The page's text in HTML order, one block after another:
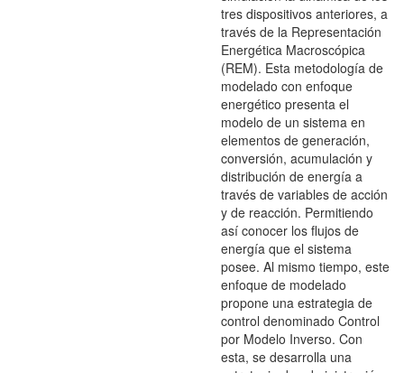
tres dispositivos anteriores, a
través de la Representación
Energética Macroscópica
(REM). Esta metodología de
modelado con enfoque
energético presenta el
modelo de un sistema en
elementos de generación,
conversión, acumulación y
distribución de energía a
través de variables de acción
y de reacción. Permitiendo
así conocer los flujos de
energía que el sistema
posee. Al mismo tiempo, este
enfoque de modelado
propone una estrategia de
control denominado Control
por Modelo Inverso. Con
esta, se desarrolla una